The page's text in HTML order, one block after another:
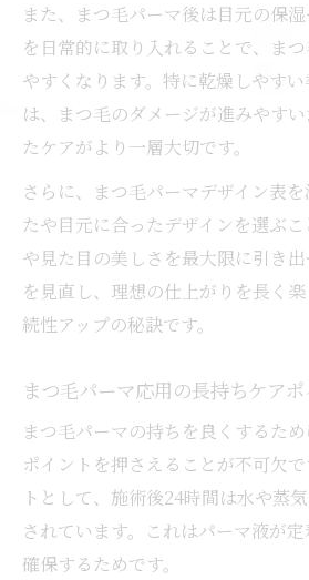
また、まつ毛パーマ後は目元の保
を日常的に取り入れることで、ま
やすくなります。特に乾燥しやす
は、まつ毛のダメージが進みやす
たケアがより一層大切です。
さらに、まつ毛パーマデザイン表
たや目元に合ったデザインを選ぶ
や見た目の美しさを最大限に引き
を見直し、理想の仕上がりを長く
続性アップの秘訣です。
まつ毛パーマ応用の長持ちケア
まつ毛パーマの持ちを良くするた
ポイントを押さえることが不可欠
トとして、施術後24時間は水や蒸
されています。これはパーマ液が
確保するためです。